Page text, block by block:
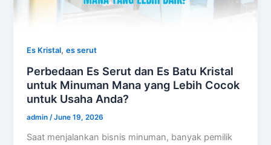
Es Kristal,es serut
Perbedaan Es Serut dan Es Batu Kristal
untuk Minuman Mana yang Lebih Cocok
untuk Usaha Anda?
admin/June 19, 2026
Saat menjalankan bisnis minuman, banyak pemilik